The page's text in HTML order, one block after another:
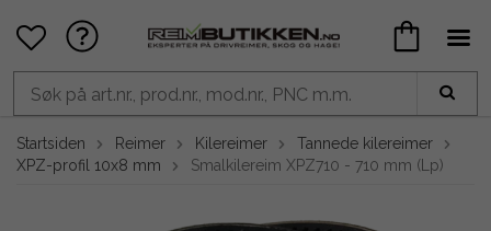
Startsiden Reimer Kilereimer
Tannede kilereimer
XPZ-profil 10x8 mm
Smalkilereim XPZ710 - 710 mm (Lp)